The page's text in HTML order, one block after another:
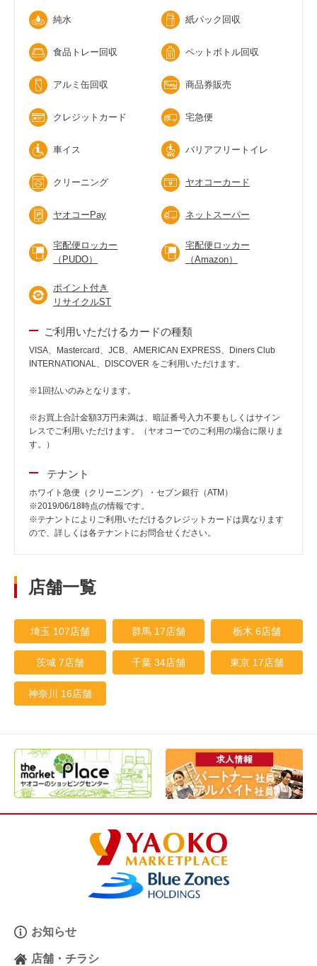
純水 紙パック回収
食品トレー回収 ペットボトル回収
アルミ缶回収 商品券販売
クレジットカード 宅急便
車イス バリアフリートイレ
クリーニング ヤオコーカード
ヤオコーPay ネットスーパー
宅配便ロッカー
（PUDO）
宅配便ロッカー
（Amazon）
ポイント付き
リサイクルST
ご利用いただけるカードの種類
VISA、Mastercard、JCB、AMERICAN EXPRESS、Diners Club
INTERNATIONAL、DISCOVER をご利用いただけます。
※1回払いのみとなります。
※お買上合計金額3万円未満は、暗証番号入力不要もしくはサイン
レスでご利用いただけます。（ヤオコーでのご利用の場合に限りま
す。）
テナント
ホワイト急便（クリーニング）・セブン銀行（ATM）
※2019/06/18時点の情報です。
※テナントによりご利用いただけるクレジットカードは異なります
ので、詳しくは各テナントにお問合せください。
店舗一覧
埼玉 107店舗 群馬 17店舗 栃木 6店舗
茨城 7店舗 千葉 34店舗 東京 17店舗
神奈川 16店舗
お知らせ
店舗・チラシ